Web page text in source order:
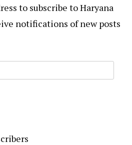
to subscribe to Haryana
notifications of new posts